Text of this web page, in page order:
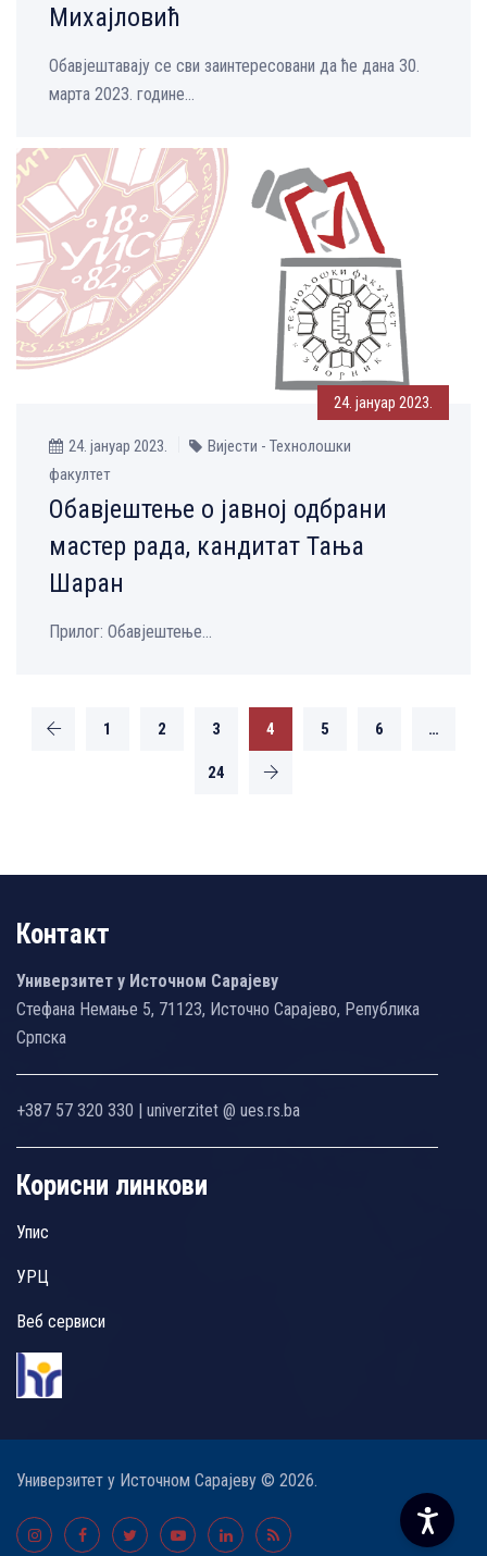
Михајловић
Обавјештавају се сви заинтересовани да ће дана 30.
марта 2023. године...
24. јануар 2023.
24. јануар 2023.
Вијести - Технолошки
факултет
Обавјештење о јавној одбрани
мастер рада, кандитат Тања
Шаран
Прилог: Обавјештење...
1 2 3 4 5 6 …
24
Контакт
Универзитет у Источном Сарајеву
Стефана Немање 5, 71123, Источно Сарајево, Република
Српска
+387 57 320 330 | univerzitet @ ues.rs.ba
Корисни линкови
Упис
УРЦ
Веб сервиси
Универзитет у Источном Сарајеву © 2026.